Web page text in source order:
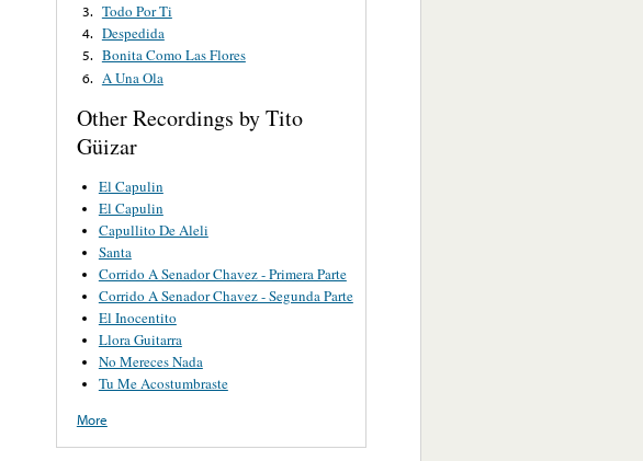
3. Todo Por Ti
4. Despedida
5. Bonita Como Las Flores
6. A Una Ola
Other Recordings by Tito
Güizar
El Capulin
El Capulin
Capullito De Aleli
Santa
Corrido A Senador Chavez - Primera Parte
Corrido A Senador Chavez - Segunda Parte
El Inocentito
Llora Guitarra
No Mereces Nada
Tu Me Acostumbraste
More